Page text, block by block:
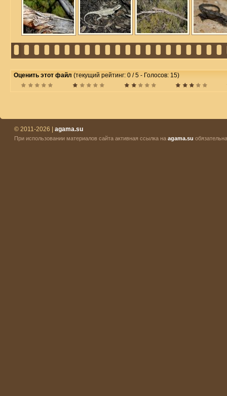
Оценить этот файл (текущий рейтинг: 0 / 5 - Голосов: 15)
© 2011-2026 | agama.su
При использовании материалов сайта активная ссылка на agama.su